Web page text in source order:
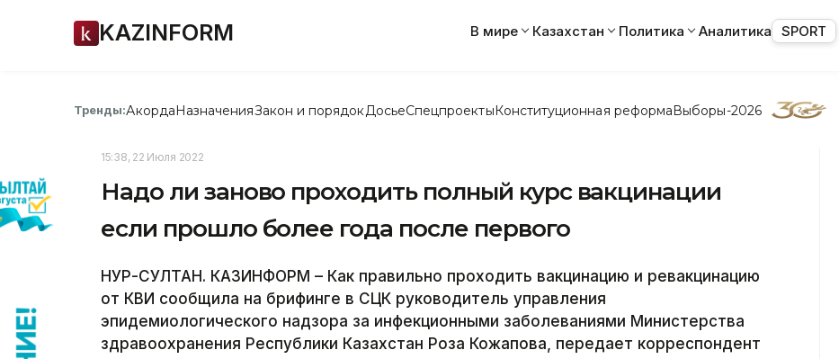
KAZINFORM В мире Казахстан Политика Аналитика SPORT
Тренды:АкордаНазначенияЗакон и порядок ДосьеСпецпроектыКонституционная реформаВыборы-2026
15:38, 22 Июля 2022
Надо ли заново проходить полный курс вакцинации
если прошло более года после первого
НУР-СУЛТАН. КАЗИНФОРМ – Как правильно проходить вакцинацию и ревакцинацию
от КВИ сообщила на брифинге в СЦК руководитель управления
эпидемиологического надзора за инфекционными заболеваниями Министерства
здравоохранения Республики Казахстан Роза Кожапова, передает корреспондент